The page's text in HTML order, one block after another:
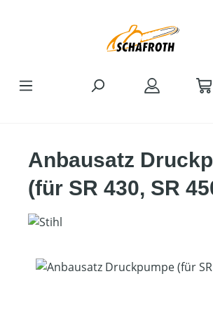
Anbausatz
(für SR 430, SR
Bildergalerie überspringen